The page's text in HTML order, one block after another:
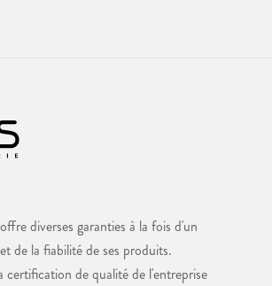
diverses garanties à la fois d'un
de la fiabilité de ses produits.
certification de qualité de l'entreprise